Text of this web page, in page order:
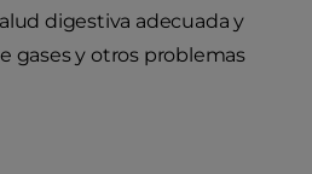
digestiva adecuada y
gases y otros problemas